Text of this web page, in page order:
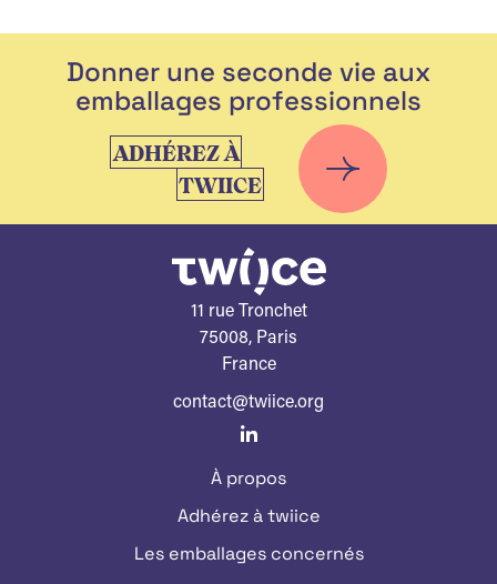
Donner une seconde vie aux
emballages professionnels
ADHÉREZ À
TWIICE
11 rue Tronchet
75008, Paris
France
contact@twiice.org
À propos
Adhérez à twiice
Les emballages concernés